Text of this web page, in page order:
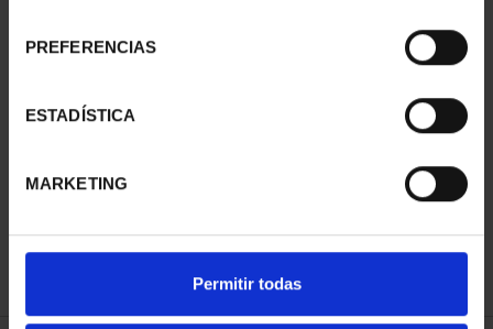
PREFERENCIAS
ESTADÍSTICA
MARKETING
Permitir todas
BICENTENARIO PRADO
1.245,00 €